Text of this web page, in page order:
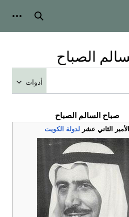
بحث
الصباح
أدوات
صباح السالم الصباح
الأمير الثاني عشر لدولة الكويت